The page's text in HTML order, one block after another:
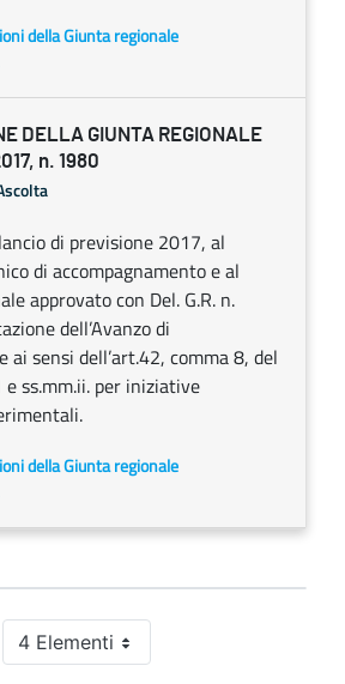
della Giunta regionale
DELLA GIUNTA REGIONALE
n. 1980
di previsione 2017, al
di accompagnamento e al
approvato con Del. G.R. n.
dell’Avanzo di
ai sensi dell’art.42, comma 8, del
ss.mm.ii. per iniziative
della Giunta regionale
4 ElementiPer pagina